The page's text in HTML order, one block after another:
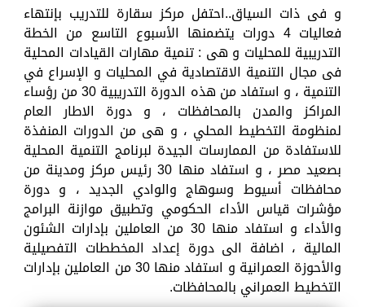
و فى ذات السياق..احتفل مركز سقارة للتدريب بإنتهاء
فعاليات 4 دورات يتضمنها الأسبوع التاسع من الخطة
التدريبية للمحليات و هى : تنمية مهارات القيادات المحلية
فى مجال التنمية الاقتصادية في المحليات و الإسراع في
التنمية ، و استفاد من هذه الدورة التدريبية 30 من رؤساء
المراكز والمدن بالمحافظات ، و دورة الاطار العام
لمنظومة التخطيط المحلي ، و هى من الدورات المنفذة
للاستفادة من الممارسات الجيدة لبرنامج التنمية المحلية
بصعيد مصر ، و استفاد منها 30 رئيس مركز ومدينة من
محافظات أسيوط وسوهاج والوادي الجديد ، و دورة
مؤشرات قياس الأداء الحكومي وتطبيق موازنة البرامج
والأداء و استفاد منها 30 من العاملين بإدارات الشئون
المالية ، اضافة الى دورة إعداد المخططات التفصيلية
والأحوزة العمرانية و استفاد منها 30 من العاملين بإدارات
التخطيط العمراني بالمحافظات.